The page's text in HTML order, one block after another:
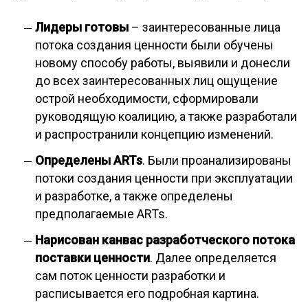
Лидеры готовы – заинтересованные лица
потока создания ценности были обучены
новому способу работы, выявили и донесли
до всех заинтересованных лиц ощущение
острой необходимости, сформировали
руководящую коалицию, а также разработали
и распространили концепцию изменений.
Определены ARTs. Были проанализированы
потоки создания ценности при эксплуатации
и разработке, а также определены
предполагаемые ARTs.
Нарисован канвас разработческого потока
поставки ценности. Далее определяется
сам поток ценности разработки и
расписывается его подробная картина.